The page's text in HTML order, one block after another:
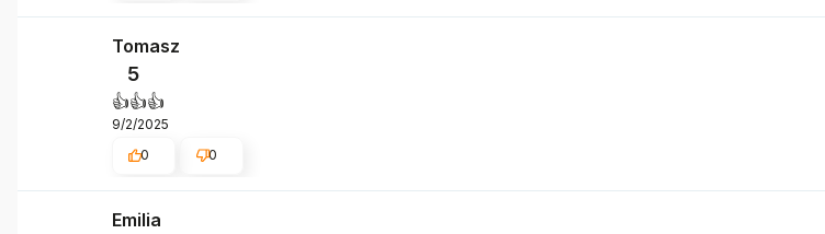
Tomasz
5
👍️👍️👍️
9/2/2025
0
0
Emilia